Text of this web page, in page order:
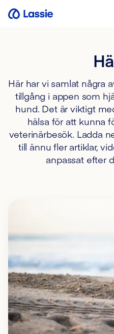
Här har vi samlat några
tillgång i appen som
hund. Det är viktigt
hälsa för att kunna
veterinärbesök. Ladda
till ännu fler artiklar,
anpassat efter